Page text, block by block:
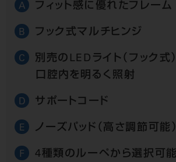
A フィット感に優れたフレーム
B フック式マルチヒンジ
C
別売のLEDライト（フック式
口腔内を明るく照射
D サポートコード
E ノーズパッド（高さ調節可能）
F 4種類のルーペから選択可能